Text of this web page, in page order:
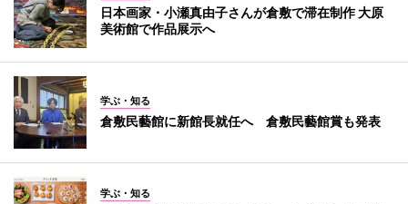
日本画家・小瀬真由子さんが倉敷で滞在制作 大原
美術館で作品展示へ
学ぶ・知る
倉敷民藝館に新館長就任へ 倉敷民藝館賞も発表
学ぶ・知る